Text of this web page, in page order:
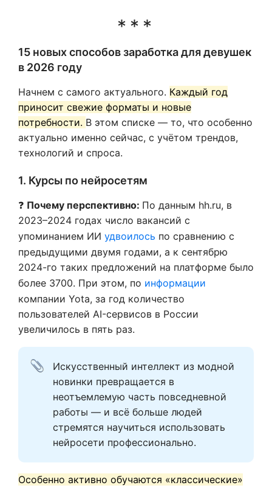
15 новых способов заработка для девушек
в 2026 году
Начнем с самого актуального. Каждый год
приносит свежие форматы и новые
потребности. В этом списке — то, что особенно
актуально именно сейчас, с учётом трендов,
технологий и спроса.
1. Курсы по нейросетям
❓ Почему перспективно: По данным hh.ru, в
2023–2024 годах число вакансий с
упоминанием ИИ удвоилось по сравнению с
предыдущими двумя годами, а к сентябрю
2024-го таких предложений на платформе было
более 3700. При этом, по информации
компании Yota, за год количество
пользователей AI-сервисов в России
увеличилось в пять раз.
Искусственный интеллект из модной
новинки превращается в
неотъемлемую часть повседневной
работы — и всё больше людей
стремятся научиться использовать
нейросети профессионально.
Особенно активно обучаются «классические»